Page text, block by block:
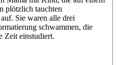
plötzlich tauchten
Sie waren alle drei
schwammen, die
Zeit einstudiert.